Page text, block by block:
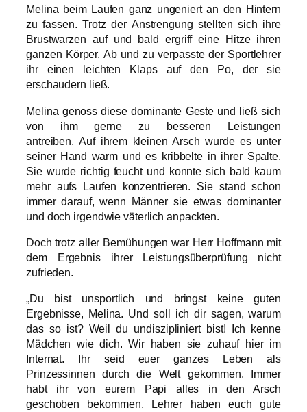
Melina beim Laufen ganz ungeniert an den Hintern
zu fassen. Trotz der Anstrengung stellten sich ihre
Brustwarzen auf und bald ergriff eine Hitze ihren
ganzen Körper. Ab und zu verpasste der Sportlehrer
ihr einen leichten Klaps auf den Po, der sie
erschaudern ließ.
Melina genoss diese dominante Geste und ließ sich
von ihm gerne zu besseren Leistungen
antreiben. Auf ihrem kleinen Arsch wurde es unter
seiner Hand warm und es kribbelte in ihrer Spalte.
Sie wurde richtig feucht und konnte sich bald kaum
mehr aufs Laufen konzentrieren. Sie stand schon
immer darauf, wenn Männer sie etwas dominanter
und doch irgendwie väterlich anpackten.
Doch trotz aller Bemühungen war Herr Hoffmann mit
dem Ergebnis ihrer Leistungsüberprüfung nicht
zufrieden.
„Du bist unsportlich und bringst keine guten
Ergebnisse, Melina. Und soll ich dir sagen, warum
das so ist? Weil du undiszipliniert bist! Ich kenne
Mädchen wie dich. Wir haben sie zuhauf hier im
Internat. Ihr seid euer ganzes Leben als
Prinzessinnen durch die Welt gekommen. Immer
habt ihr von eurem Papi alles in den Arsch
geschoben bekommen, Lehrer haben euch gute